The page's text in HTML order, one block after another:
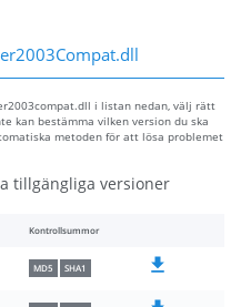
i listan nedan, välj rätt
kan bestämma vilken version du ska
metoden för att lösa problemet
tillgängliga versioner
Kontrollsummor
MD5 SHA1